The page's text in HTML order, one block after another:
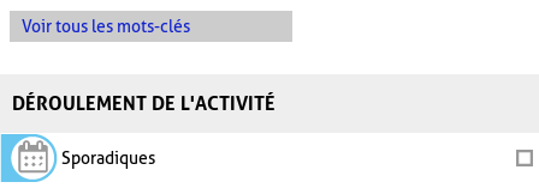
Voir tous les mots-clés
DÉROULEMENT DE L'ACTIVITÉ
Sporadiques